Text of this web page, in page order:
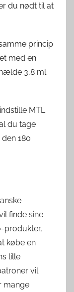
du nødt til at
princip
med en
3,8 ml
MTL
du tage
180
finde sine
produkter,
købe en
lille
vil
mange